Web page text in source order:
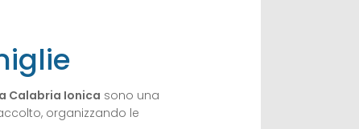
Calabria Ionica sono una
organizzando le